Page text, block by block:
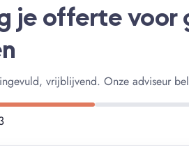
je offerte voor
vrijblijvend. Onze adviseur